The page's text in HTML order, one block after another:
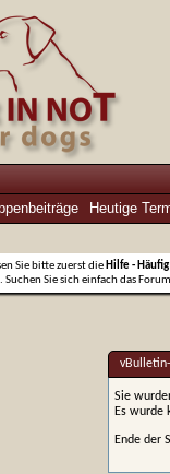
Heutige
Sie bitte zuerst die Hilfe -
Sie sich einfach das
Sie
Es wurde
Ende der